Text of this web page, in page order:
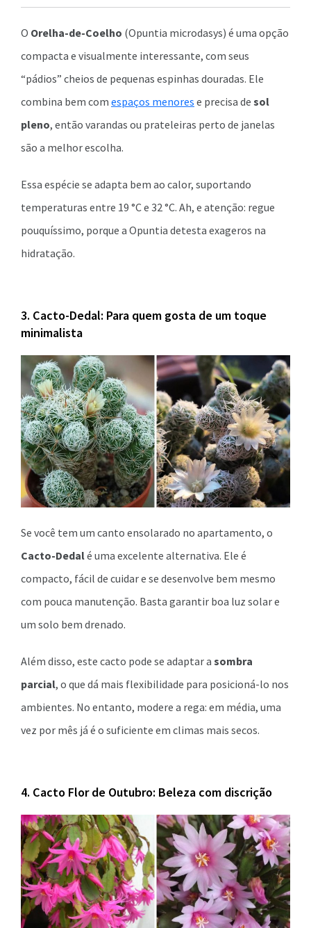
O Orelha-de-Coelho (Opuntia microdasys) é uma opção
compacta e visualmente interessante, com seus
“pádios” cheios de pequenas espinhas douradas. Ele
combina bem com espaços menores e precisa de sol
pleno, então varandas ou prateleiras perto de janelas
são a melhor escolha.
Essa espécie se adapta bem ao calor, suportando
temperaturas entre 19 °C e 32 °C. Ah, e atenção: regue
pouquíssimo, porque a Opuntia detesta exageros na
hidratação.
3. Cacto-Dedal: Para quem gosta de um toque
minimalista
Se você tem um canto ensolarado no apartamento, o
Cacto-Dedalé uma excelente alternativa. Ele é
compacto, fácil de cuidar e se desenvolve bem mesmo
com pouca manutenção. Basta garantir boa luz solar e
um solo bem drenado.
Além disso, este cacto pode se adaptar a sombra
parcial, o que dá mais flexibilidade para posicioná-lo nos
ambientes. No entanto, modere a rega: em média, uma
vez por mês já é o suficiente em climas mais secos.
4. Cacto Flor de Outubro: Beleza com discrição